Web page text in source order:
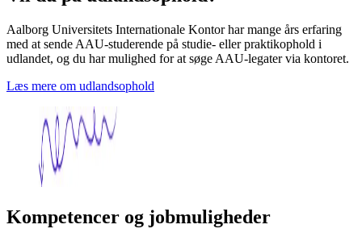
Aalborg Universitets Internationale Kontor har mange års erfaring
med at sende AAU-studerende på studie- eller praktikophold i
udlandet, og du har mulighed for at søge AAU-legater via kontoret.
Læs mere om udlandsophold
Kompetencer og jobmuligheder